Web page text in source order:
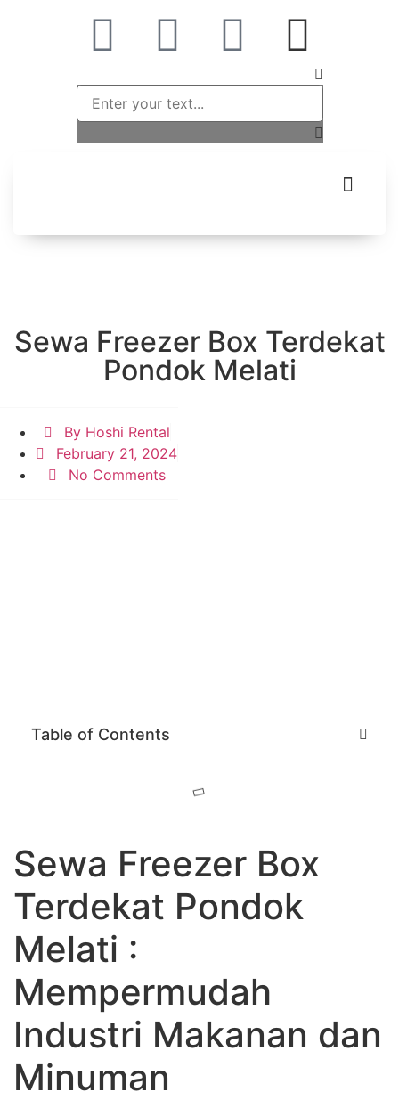
Sewa Freezer Box Terdekat
Pondok Melati
ByHoshi Rental
February 21, 2024
No Comments
Table of Contents
Sewa Freezer Box
Terdekat Pondok
Melati :
Mempermudah
Industri Makanan dan
Minuman